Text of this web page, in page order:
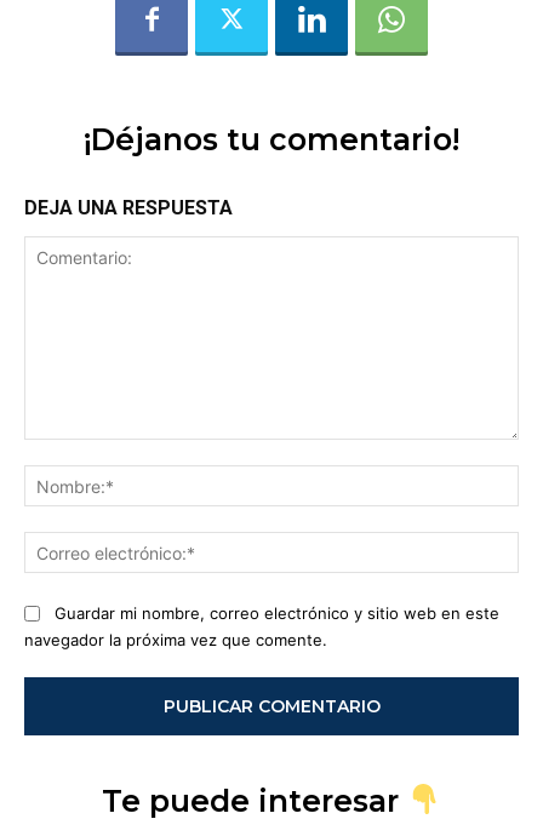
¡Déjanos tu comentario!
DEJA UNA RESPUESTA
Guardar mi nombre, correo electrónico y sitio web en este
navegador la próxima vez que comente.
Te puede interesar